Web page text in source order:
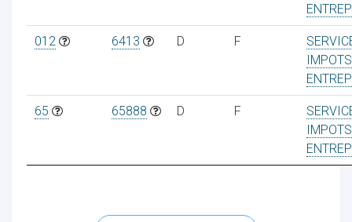
012 6413 D F
IMPOTS
65 65888 D F
IMPOTS